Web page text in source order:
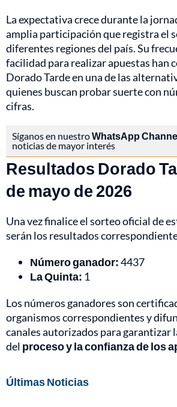
La expectativa crece durante la
amplia participación que registra el
diferentes regiones del país. Su
facilidad para realizar apuestas han
Dorado Tarde en una de las
quienes buscan probar suerte con
cifras.
Síganos en nuestroWhatsApp
noticias de mayor interés
Resultados Dorado
de mayo de 2026
Una vez finalice el sorteo oficial de
serán los resultados
Número ganador:4437
La Quinta: 1
Los números ganadores son
organismos correspondientes y
canales autorizados para garantizar
del proceso y la confianza de los
Últimas Noticias